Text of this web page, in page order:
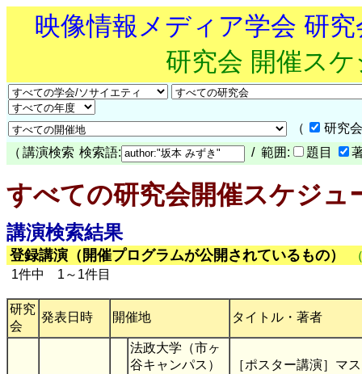
映像情報メディア学会 研
研究会 開催ス
（
研究
（ 講演検索 検索語: / 範囲: 題目
すべての研究会開催スケジュ
講演検索結果
登録講演（開催プログラムが公開されているもの）
1件中 1～1件目
研究
会
発表日時 開催地 タイトル・著者
法政大学（市ヶ
谷キャンパス）
［ポスター講演］マ